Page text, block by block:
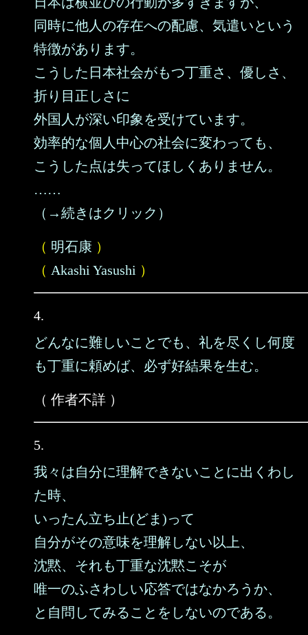
同時に他人の存在への配慮、気遣いという
特徴があります。
こうした日本社会がもつ丁重さ、優しさ、
折り目正しさに
外国人が深い印象を受けています。
効率的な個人中心の社会に変わっても、
こうした点は失ってほしくありません。
……
（→続きはクリック）
（ 明石康 ）
（ Akashi Yasushi ）
4.
どんなに難しいことでも、礼を尽くし何度
も丁重に頼めば、必ず好結果を生む。
（ 作者不詳 ）
5.
我々は自分に理解できないことに出くわし
た時、
いったん立ち止(どま)って
自分がその意味を理解しない以上、
沈黙、それも丁重な沈黙こそが
唯一のふさわしい応答ではなかろうか、
と自問してみることをしないのである。